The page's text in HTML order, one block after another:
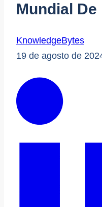
Mundial
KnowledgeBytes
19 de agosto de